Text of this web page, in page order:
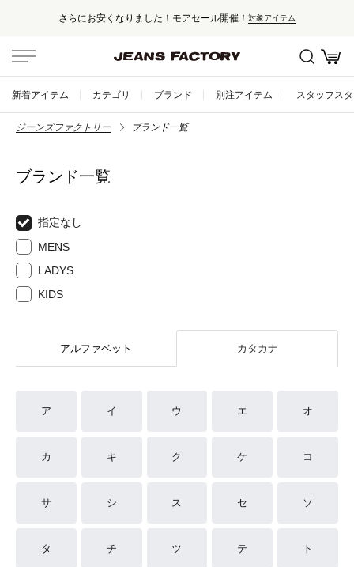
さらにお安くなりました！モアセール開催！ 対象アイテム
新着アイテム カテゴリ ブランド 別注アイテム スタッフス
ジーンズファクトリー ブランド一覧
ブランド一覧
指定なし
MENS
LADYS
KIDS
アルファベット カタカナ
ア イ ウ エ オ
カ キ ク ケ コ
サ シ ス セ ソ
タ チ ツ テ ト